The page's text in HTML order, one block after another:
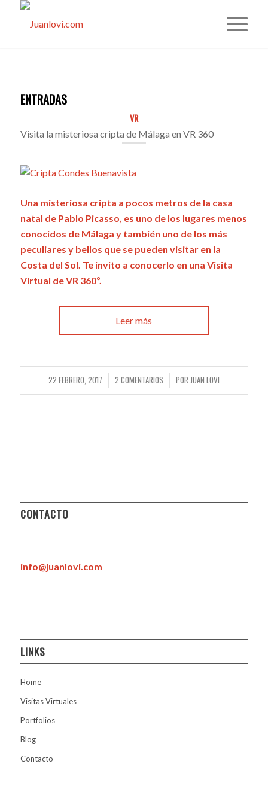
ENTRADAS
VR
Visita la misteriosa cripta de Málaga en VR 360
Una misteriosa cripta a pocos metros de la casa
natal de Pablo Picasso, es uno de los lugares menos
conocidos de Málaga y también uno de los más
peculiares y bellos que se pueden visitar en la
Costa del Sol. Te invito a conocerlo en una Visita
Virtual de VR 360º.
Leer más
22 FEBRERO, 2017
/ 2 COMENTARIOS
/ POR JUAN LOVI
CONTACTO
info@juanlovi.com
LINKS
Home
Visitas Virtuales
Portfolios
Blog
Contacto